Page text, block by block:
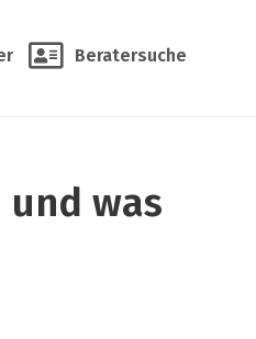
Beratersuche
und was